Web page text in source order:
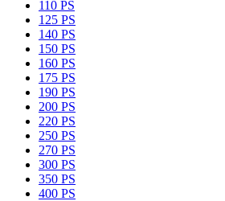
110 PS
125 PS
140 PS
150 PS
160 PS
175 PS
190 PS
200 PS
220 PS
250 PS
270 PS
300 PS
350 PS
400 PS